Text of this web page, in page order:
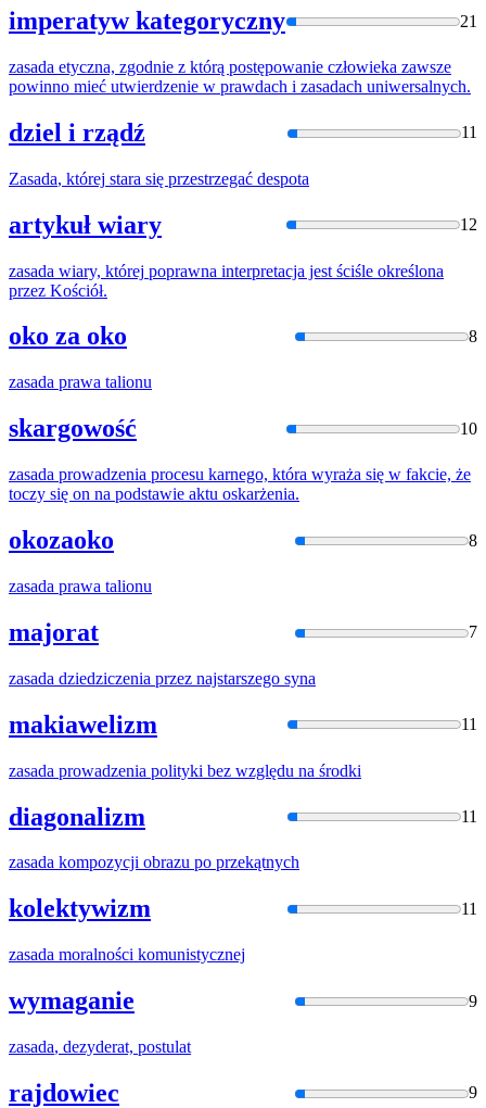
imperatyw kategoryczny 21
zasada etyczna, zgodnie z którą postępowanie człowieka zawsze
powinno mieć utwierdzenie w prawdach i zasadach uniwersalnych.
dziel i rządź 11
Zasada, której stara się przestrzegać despota
artykuł wiary 12
zasada wiary, której poprawna interpretacja jest ściśle określona
przez Kościół.
oko za oko 8
zasada prawa talionu
skargowość 10
zasada prowadzenia procesu karnego, która wyraża się w fakcie, że
toczy się on na podstawie aktu oskarżenia.
okozaoko 8
zasada prawa talionu
majorat 7
zasada dziedziczenia przez najstarszego syna
makiawelizm 11
zasada prowadzenia polityki bez względu na środki
diagonalizm 11
zasada kompozycji obrazu po przekątnych
kolektywizm 11
zasada moralności komunistycznej
wymaganie 9
zasada, dezyderat, postulat
rajdowiec 9